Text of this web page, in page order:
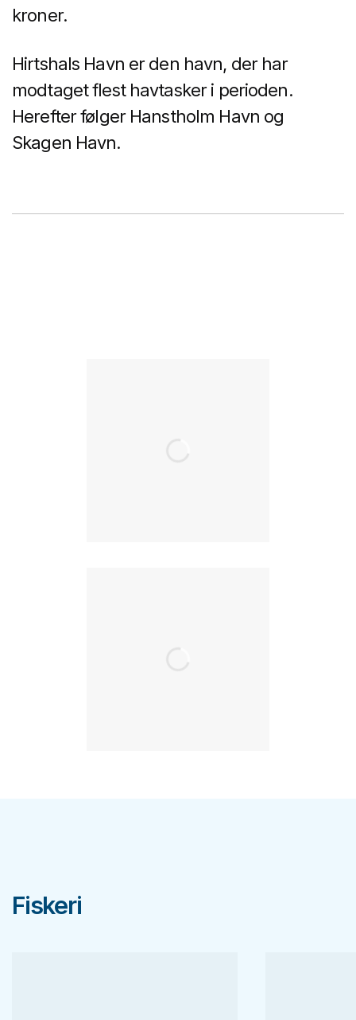
kroner.
Hirtshals Havn er den havn, der har
modtaget flest havtasker i perioden.
Herefter følger Hanstholm Havn og
Skagen Havn.
Fiskeri